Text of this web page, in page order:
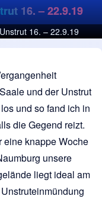
16. – 22.9.19
16. – 22.9.19
und der Unstrut
und so fand ich in
die Gegend reizt.
eine knappe Woche
unsere
liegt ideal am